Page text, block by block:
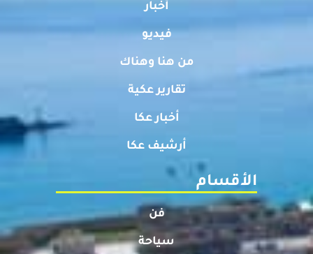
أخبار
فيديو
من هنا وهناك
تقارير عكية
أخبار عكا
أرشيف عكا
الأقسام
فن
سياحة